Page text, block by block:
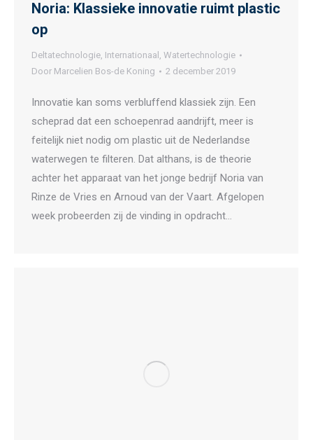
Noria: Klassieke innovatie ruimt plastic
op
Deltatechnologie, Internationaal , Watertechnologie
Door Marcelien Bos-de Koning 2 december 2019
Innovatie kan soms verbluffend klassiek zijn. Een
scheprad dat een schoepenrad aandrijft, meer is
feitelijk niet nodig om plastic uit de Nederlandse
waterwegen te filteren. Dat althans, is de theorie
achter het apparaat van het jonge bedrijf Noria van
Rinze de Vries en Arnoud van der Vaart. Afgelopen
week probeerden zij de vinding in opdracht…